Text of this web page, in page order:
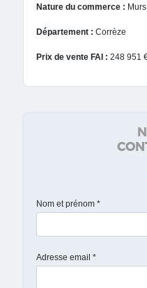
Nature du commerce :
Département : Corrèze
Prix de vente FAI : 248 951
Nom et prénom *
Adresse email *